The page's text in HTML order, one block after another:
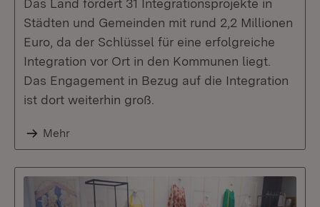
Das Land fördert 31 Integrationsprojekte in
Städten und Gemeinden mit rund 2,2 Millionen
Euro, da der Schlüssel für eine erfolgreiche
Integration vor Ort in den Kommunen liegt.
Das Engagement in Bezug auf die Integration
ist dort weiterhin groß.
Mehr